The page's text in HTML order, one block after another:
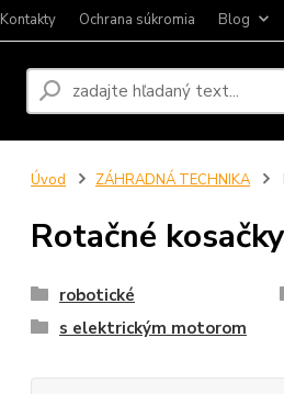
Kontakty Ochrana súkromia Blog
Úvod ZÁHRADNÁ TECHNIKA
Rotačné kosačky
robotické
s elektrickým motorom